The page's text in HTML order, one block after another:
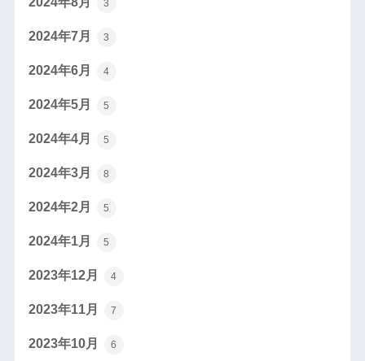
3
2024年7月 3
2024年6月 4
2024年5月 5
2024年4月 5
2024年3月 8
2024年2月 5
2024年1月 5
2023年12月 4
2023年11月 7
2023年10月 6